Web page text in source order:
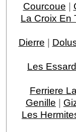
Courcoue |
La Croix En
Dierre |
Les
Ferriere
Genille |
Les